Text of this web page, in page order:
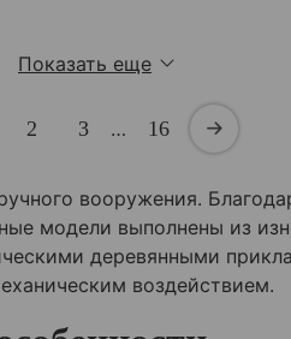
Показать еще
2 3 … 16
вооружения.
модели выполнены из
деревянными
воздействием.